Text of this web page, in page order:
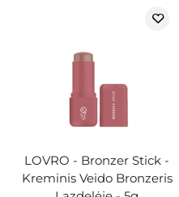
LOVRO - Bronzer Stick -
Kreminis Veido Bronzeris